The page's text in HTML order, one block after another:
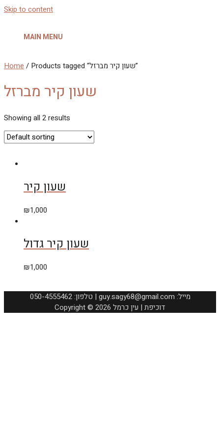
Skip to content
MAIN MENU
Home / Products tagged “שעון קיר מברזל”
שעון קיר מברזל
Showing all 2 results
שעון קיר
₪1,000
שעון קיר גדול
₪1,000
050-4555462 :טלפון | guy.sagy68@gmail.com :מייל
Copyright © 2026 דוכיפת | עין כרמל